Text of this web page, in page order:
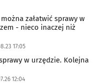
- nieco inaczej niż
17:05
w urzędzie. Kolejna
12:04